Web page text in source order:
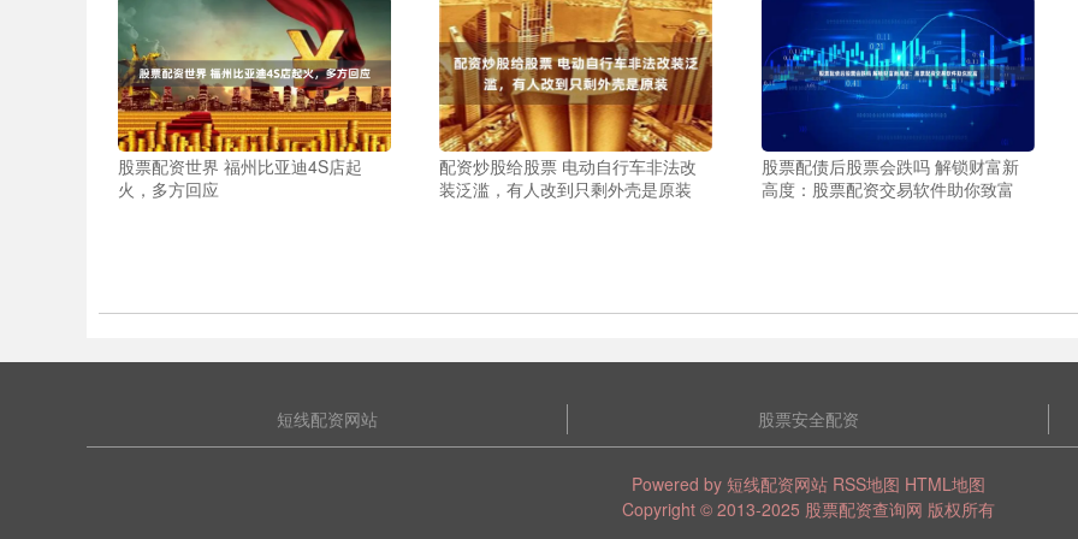
股票配资世界 福州比亚迪4S店起
火，多方回应
配资炒股给股票 电动自行车非法改
装泛滥，有人改到只剩外壳是原装
股票配债后股票会跌吗 解锁财富新
高度：股票配资交易软件助你致富
短线配资网站 股票安全配资
Powered by 短线配资网站 RSS地图 HTML地图
Copyright © 2013-2025 股票配资查询网 版权所有